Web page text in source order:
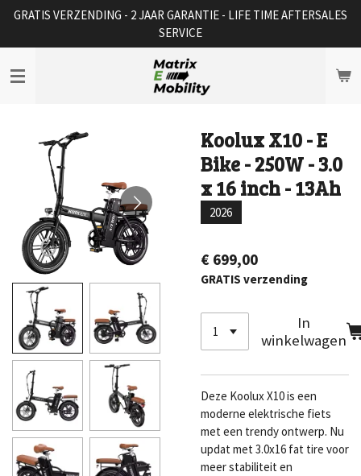
Ga
naar
de
hoofdinhoud
GRATIS VERZENDING - 2 JAAR GARANTIE - LIFE TIME AFTERSALES
SERVICE
Koolux X10 - E
Bike - 250W - 3.0
x 16 inch - 13Ah
2026
€ 699,00
GRATIS verzending
In
winkelwagen
Deze Koolux X10 is een
moderne elektrische fiets
met een trendy ontwerp. Nu
updat met 3.0x16 fat tire voor
meer stabiliteit en